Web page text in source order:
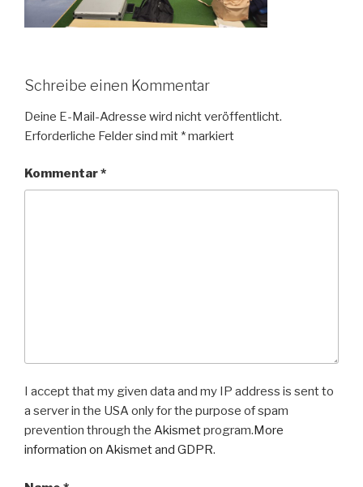
Schreibe einen Kommentar
Deine E-Mail-Adresse wird nicht veröffentlicht.
Erforderliche Felder sind mit *markiert
Kommentar*
I accept that my given data and my IP address is sent to
a server in the USA only for the purpose of spam
prevention through the Akismetprogram.More
information on Akismet and GDPR.